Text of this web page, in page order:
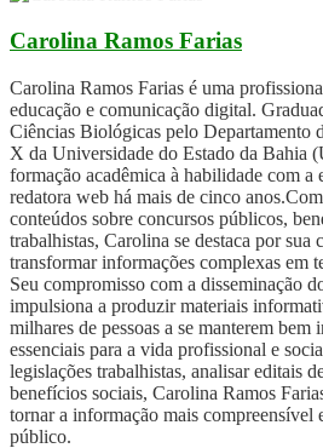
Carolina Ramos Farias
Carolina Ramos Farias é uma
educação e comunicação digital.
Ciências Biológicas pelo Departamento
X da Universidade do Estado da Bahia
formação acadêmica à habilidade com a
redatora web há mais de cinco
conteúdos sobre concursos públicos,
trabalhistas, Carolina se destaca por sua
transformar informações complexas em
Seu compromisso com a disseminação
impulsiona a produzir materiais
milhares de pessoas a se manterem bem
essenciais para a vida profissional e
legislações trabalhistas, analisar editais
benefícios sociais, Carolina Ramos
tornar a informação mais compreensível
público.